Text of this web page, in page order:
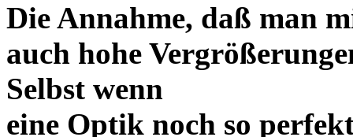
Die Annahme, daß man
auch hohe
Selbst wenn
eine Optik noch so